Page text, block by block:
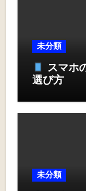
未分類
スマホ
選び方
未分類